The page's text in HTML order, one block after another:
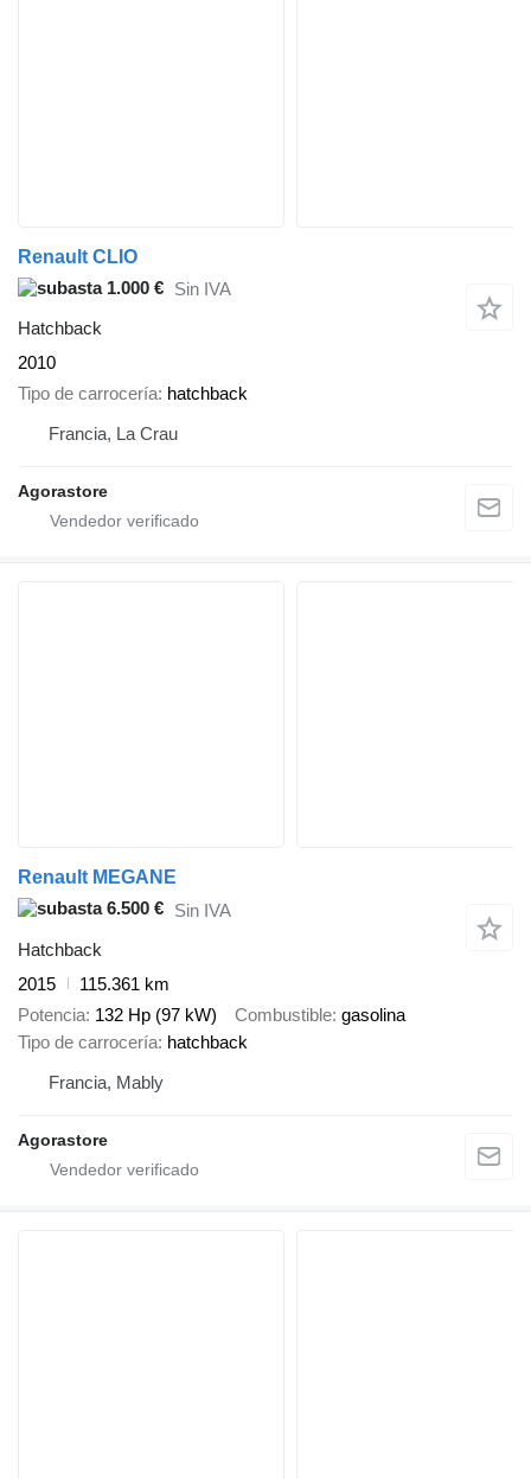
Renault CLIO
1.000 € Sin IVA
Hatchback
2010
Tipo de carrocería hatchback
Francia, La Crau
Agorastore
Renault MEGANE
6.500 € Sin IVA
Hatchback
2015
115.361 km
Potencia 132 Hp (97 kW) Combustible gasolina
Tipo de carrocería hatchback
Francia, Mably
Agorastore